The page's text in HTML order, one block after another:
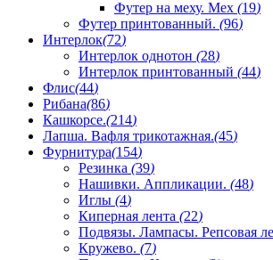
Футер на меху. Мех (19)
Футер принтованный. (96)
Интерлок(72)
Интерлок однотон (28)
Интерлок принтованный (44)
Флис(44)
Рибана(86)
Кашкорсе.(214)
Лапша. Вафля трикотажная.(45)
Фурнитура(154)
Резинка (39)
Нашивки. Аппликации. (48)
Иглы (4)
Киперная лента (22)
Подвязы. Лампасы. Репсовая
Кружево. (7)